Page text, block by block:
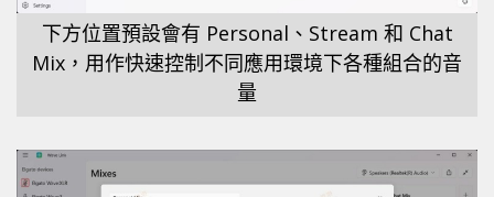
下方位置預設會有 Personal、Stream 和 Chat
Mix，用作快速控制不同應用環境下各種組合的音
量